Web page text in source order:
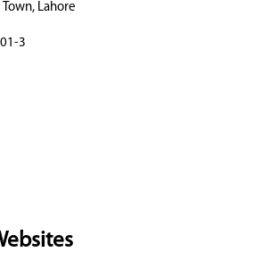
Lahore
3